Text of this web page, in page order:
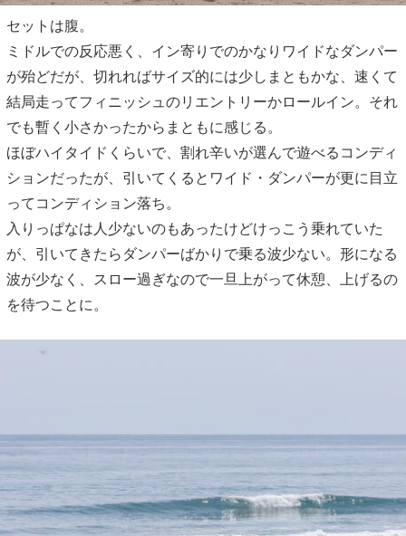
セットは腹。
ミドルでの反応悪く、イン寄りでのかなりワイドなダンパー
が殆どだが、切れればサイズ的には少しまともかな、速くて
結局走ってフィニッシュのリエントリーかロールイン。それ
でも暫く小さかったからまともに感じる。
ほぼハイタイドくらいで、割れ辛いが選んで遊べるコンディ
ションだったが、引いてくるとワイド・ダンパーが更に目立
ってコンディション落ち。
入りっぱなは人少ないのもあったけどけっこう乗れていた
が、引いてきたらダンパーばかりで乗る波少ない。形になる
波が少なく、スロー過ぎなので一旦上がって休憩、上げるの
を待つことに。